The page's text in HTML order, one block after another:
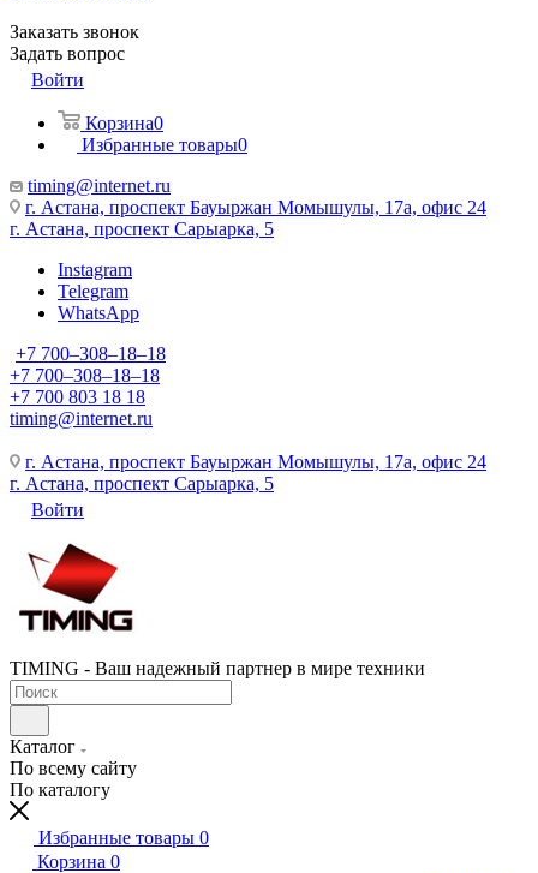
Заказать звонок
Задать вопрос
Войти
Корзина0
Избранные товары0
timing@internet.ru
г. Астана, проспект Бауыржан Момышулы, 17а, офис 24
г. Астана, проспект Сарыарка, 5
Instagram
Telegram
WhatsApp
+7 700‒308‒18‒18
+7 700‒308‒18‒18
+7 700 803 18 18
timing@internet.ru
г. Астана, проспект Бауыржан Момышулы, 17а, офис 24
г. Астана, проспект Сарыарка, 5
Войти
TIMING - Ваш надежный партнер в мире техники
Каталог
По всему сайту
По каталогу
Избранные товары 0
Корзина 0